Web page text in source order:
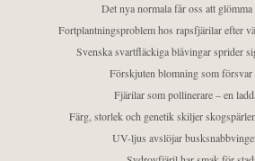
Det nya normala får oss att
Fortplantningsproblem hos rapsfjärilar efter
Svenska svartfläckiga blåvingar sprider
Förskjuten blomning som
Fjärilar som pollinerare – en
Färg, storlek och genetik skiljer
UV-ljus avslöjar